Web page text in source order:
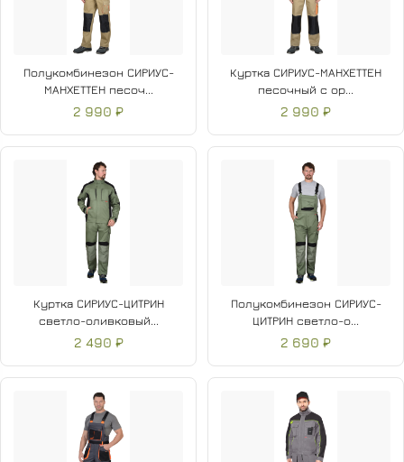
Полукомбинезон СИРИУС-
МАНХЕТТЕН песоч...
2 990 ₽
Куртка СИРИУС-МАНХЕТТЕН
песочный с ор...
2 990 ₽
Куртка СИРИУС-ЦИТРИН
светло-оливковый...
2 490 ₽
Полукомбинезон СИРИУС-
ЦИТРИН светло-о...
2 690 ₽